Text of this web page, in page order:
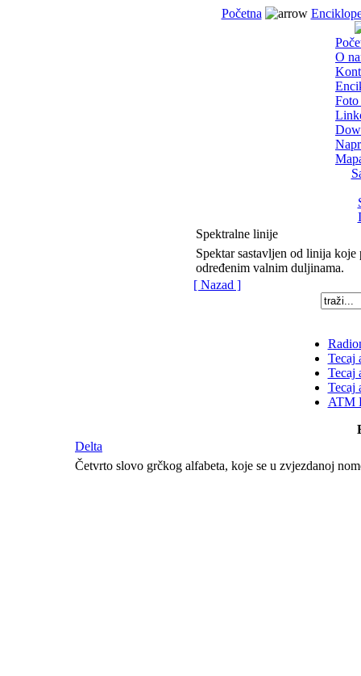
Početna
O
Foto
Spektralne linije
Spektar sastavljen od linija
određenim valnim duljinama.
[ Nazad ]
Tecaj
Tecaj
Tecaj
ATM
Delta
Četvrto slovo grčkog alfabeta, koje se u zvjezdanoj